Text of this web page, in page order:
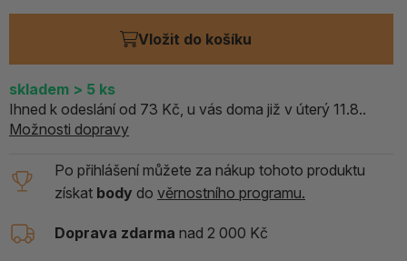
Vložit do košíku
skladem > 5 ks
Ihned k odeslání od 73 Kč, u vás doma již v úterý 11.8..
Možnosti dopravy
Po přihlášení můžete za nákup tohoto produktu
získat body do věrnostního programu.
Doprava zdarma nad 2 000 Kč